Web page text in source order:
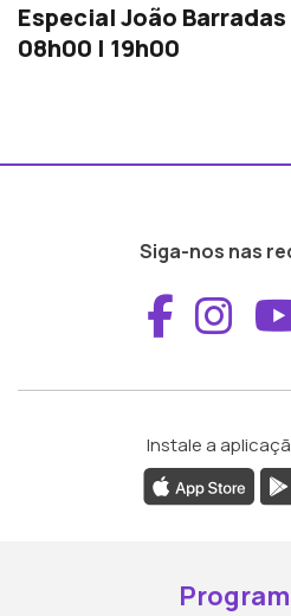
Especial João
08h00 | 19h00
Siga-nos nas
Instale a